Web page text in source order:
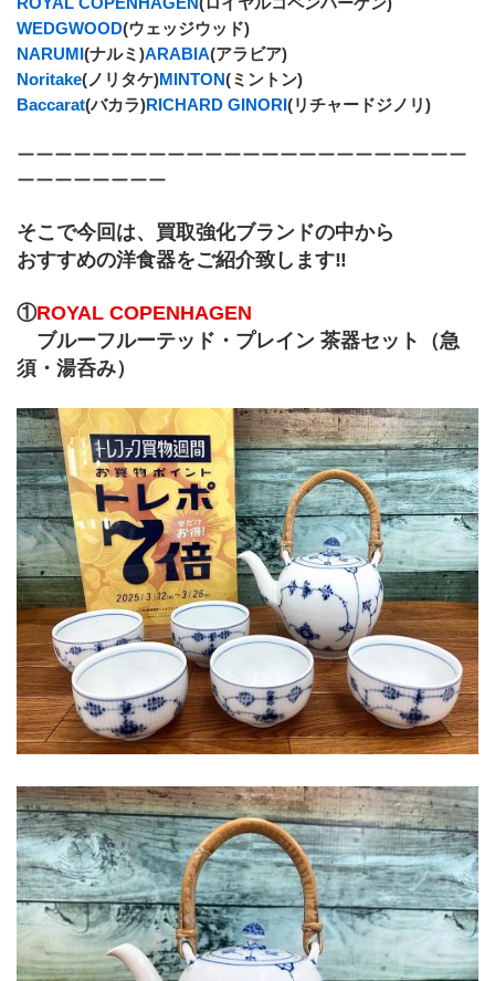
WEDGWOOD(ウェッジウッド)
NARUMI(ナルミ)ARABIA(アラビア)
Noritake(ノリタケ)MINTON(ミントン)
Baccarat(バカラ)RICHARD GINORI(リチャードジノリ)
ーーーーーーーーーーーーーーーーーーーーーーーー
ーーーーーーーー
そこで今回は、買取強化ブランドの中から
おすすめの洋食器をご紹介致します‼
①ROYAL COPENHAGEN
ブルーフルーテッド・プレイン 茶器セット（急
須・湯呑み）